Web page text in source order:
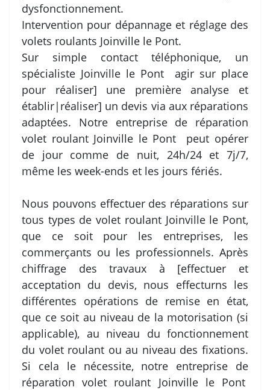
dysfonctionnement.
Intervention pour dépannage et réglage des
volets roulants Joinville le Pont.
Sur simple contact téléphonique, un
spécialiste Joinville le Pont agir sur place
pour réaliser] une première analyse et
établir|réaliser] un devis via aux réparations
adaptées. Notre entreprise de réparation
volet roulant Joinville le Pont peut opérer
de jour comme de nuit, 24h/24 et 7j/7,
même les week-ends et les jours fériés.
Nous pouvons effectuer des réparations sur
tous types de volet roulant Joinville le Pont,
que ce soit pour les entreprises, les
commerçants ou les professionnels. Après
chiffrage des travaux à [effectuer et
acceptation du devis, nous effecturns les
différentes opérations de remise en état,
que ce soit au niveau de la motorisation (si
applicable), au niveau du fonctionnement
du volet roulant ou au niveau des fixations.
Si cela le nécessite, notre entreprise de
réparation volet roulant Joinville le Pont